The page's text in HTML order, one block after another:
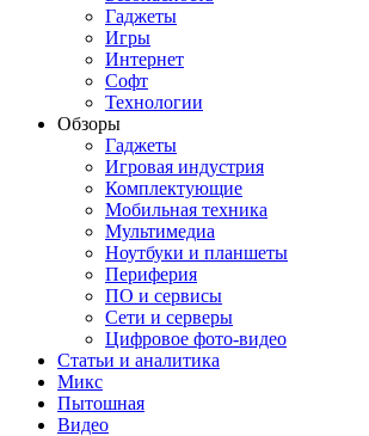
Гаджеты
Игры
Интернет
Софт
Технологии
Обзоры
Гаджеты
Игровая индустрия
Комплектующие
Мобильная техника
Мультимедиа
Ноутбуки и планшеты
Периферия
ПО и сервисы
Сети и серверы
Цифровое фото-видео
Статьи и аналитика
Микс
Пытошная
Видео